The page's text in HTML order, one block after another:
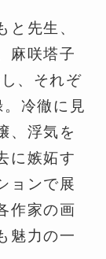
と先生、
麻咲塔子
、それぞ
冷徹に見
、浮気を
に嫉妬す
ョンで展
作家の画
魅力の一